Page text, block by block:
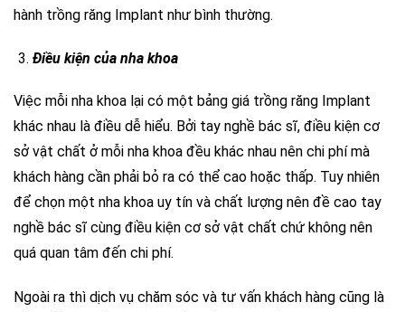
hành trồng răng Implant như bình thường.
Điều kiện của nha khoa
Việc mỗi nha khoa lại có một bảng giá trồng răng Implant
khác nhau là điều dễ hiểu. Bởi tay nghề bác sĩ, điều kiện cơ
sở vật chất ở mỗi nha khoa đều khác nhau nên chi phí mà
khách hàng cần phải bỏ ra có thể cao hoặc thấp. Tuy nhiên
để chọn một nha khoa uy tín và chất lượng nên đề cao tay
nghề bác sĩ cùng điều kiện cơ sở vật chất chứ không nên
quá quan tâm đến chi phí.
Ngoài ra thì dịch vụ chăm sóc và tư vấn khách hàng cũng là